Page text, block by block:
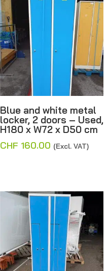
Blue and white metal
locker, 2 doors – Used,
H180 x W72 x D50 cm
CHF 160.00 (Excl. VAT)